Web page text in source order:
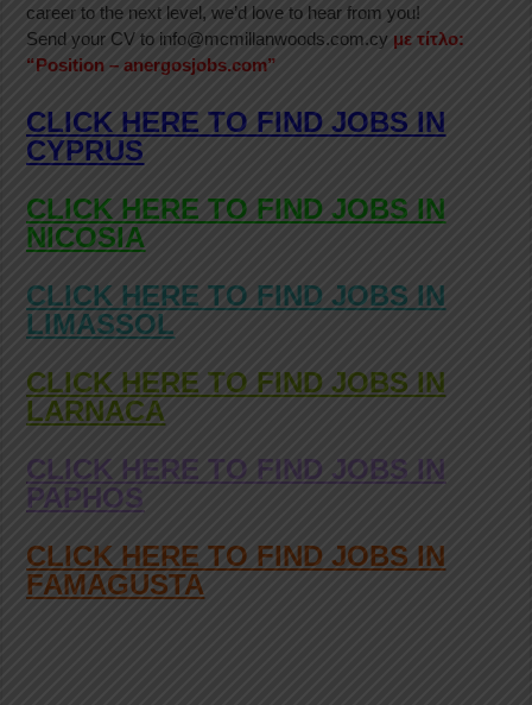
career to the next level, we’d love to hear from you!
Send your CV to info@mcmillanwoods.com.cy με τίτλο:
“Position – anergosjobs.com”
CLICK HERE TO FIND JOBS IN
CYPRUS
CLICK HERE TO FIND JOBS IN
NICOSIA
CLICK HERE TO FIND JOBS IN
LIMASSOL
CLICK HERE TO FIND JOBS IN
LARNACA
CLICK HERE TO FIND JOBS IN
PAPHOS
CLICK HERE TO FIND JOBS IN
FAMAGUSTA